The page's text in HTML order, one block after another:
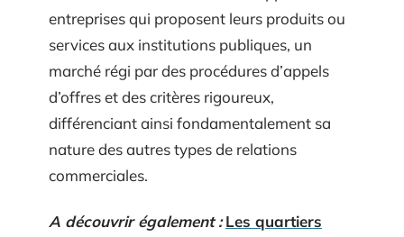
entreprises qui proposent leurs produits ou
services aux institutions publiques, un
marché régi par des procédures d’appels
d’offres et des critères rigoureux,
différenciant ainsi fondamentalement sa
nature des autres types de relations
commerciales.
A découvrir également : Les quartiers